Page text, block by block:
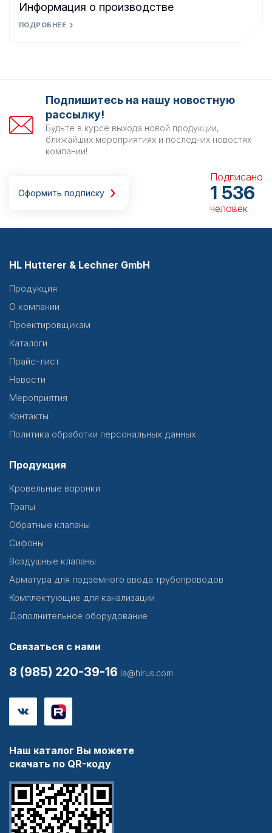
Информация о производстве
ПОДРОБНЕЕ
Подпишитесь на нашу новостную
рассылку!
Будьте в курсе выхода новой продукции,
ближайших мероприятиях и последних новостях
компании!
Оформить подписку
Подписано
1 536
человек
HL Hutterer & Lechner GmbH
Продукция
О компании
Проектировщикам
Каталоги
Прайс-лист
Новости
Мероприятия
Контакты
Политика обработки персональных данных
Продукция
Кровельные воронки
Трапы
Обратные клапаны
Сифоны
Воздушные клапаны
Арматура для подземного ввода трубопроводов
Комплектующие для канализации
Дополнительное оборудование
Связаться с нами
8 (985) 220-39-16 la@hlrus.com
Наш каталог Вы можете
скачать по QR-коду